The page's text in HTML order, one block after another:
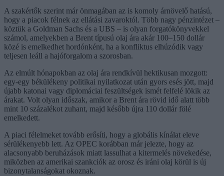
A szakértők szerint már önmagában az is komoly árnövelő hatású,
hogy a piacok félnek az ellátási zavaroktól. Több nagy pénzintézet –
köztük a Goldman Sachs és a UBS – is olyan forgatókönyvekkel
számol, amelyekben a Brent típusú olaj ára akár 100–150 dollár
közé is emelkedhet hordónként, ha a konfliktus elhúzódik vagy
teljesen leáll a hajóforgalom a szorosban.
Az elmúlt hónapokban az olaj ára rendkívül hektikusan mozgott:
egy-egy békülékeny politikai nyilatkozat után gyors esés jött, majd
újabb katonai vagy diplomáciai feszültségek ismét felfelé lökik az
árakat. Volt olyan időszak, amikor a Brent ára rövid idő alatt több
mint 10 százalékot zuhant, majd később újra 110 dollár fölé
emelkedett.
A piaci félelmeket tovább erősíti, hogy a globális kínálat eleve
sérülékenyebb lett. Az OPEC korábban már jelezte, hogy az
alacsonyabb beruházások miatt lassulhat a kitermelés növekedése,
miközben az amerikai szankciók az orosz és iráni olaj körül is új
bizonytalanságokat okoznak.